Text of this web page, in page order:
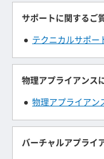
サポートに関するご
テクニカルサポー
物理アプライアンス
物理アプライアン
バーチャルアプライ